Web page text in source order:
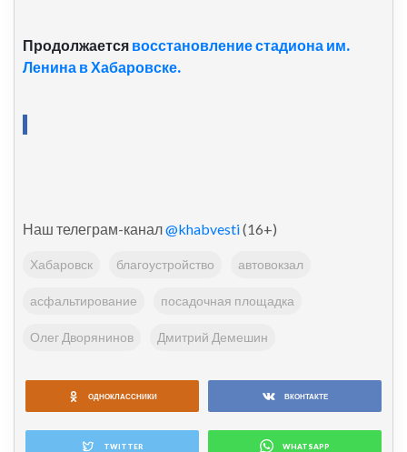
Продолжается восстановление стадиона им.
Ленина в Хабаровске.
Наш телеграм-канал@khabvesti(16+)
Хабаровск благоустройство автовокзал
асфальтирование посадочная площадка
Олег Дворянинов Дмитрий Демешин
ОДНОКЛАССНИКИ ВКОНТАКТЕ
TWITTER WHATSAPP